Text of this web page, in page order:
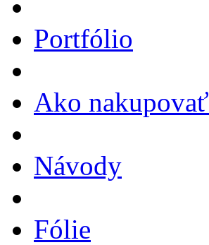
Portfólio
Ako nakupovať
Návody
Fólie